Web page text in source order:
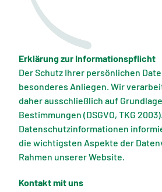
Erklärung zur Informationspflicht
Der Schutz Ihrer persönlichen
besonderes Anliegen. Wir
daher ausschließlich auf
Bestimmungen (DSGVO, TKG
Datenschutzinformationen
die wichtigsten Aspekte der
Rahmen unserer Website.
Kontakt mit uns